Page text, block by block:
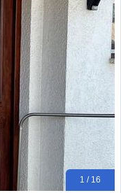
1 / 16